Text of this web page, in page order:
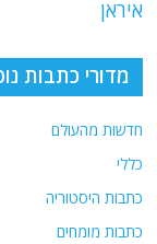
p
איראן
מדורי כתבות
חדשות מהעולם
כללי
כתבות היסטוריה
כתבות מומחים